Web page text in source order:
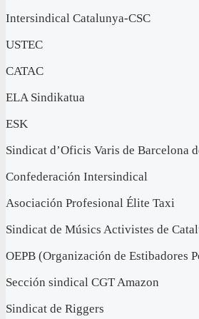
Intersindical Catalunya-CSC
USTEC
CATAC
ELA Sindikatua
ESK
Sindicat d’Oficis Varis de Barcelona
Confederación Intersindical
Asociación Profesional Élite Taxi
Sindicat de Músics Activistes de
OEPB (Organización de Estibadores
Sección sindical CGT Amazon
Sindicat de Riggers